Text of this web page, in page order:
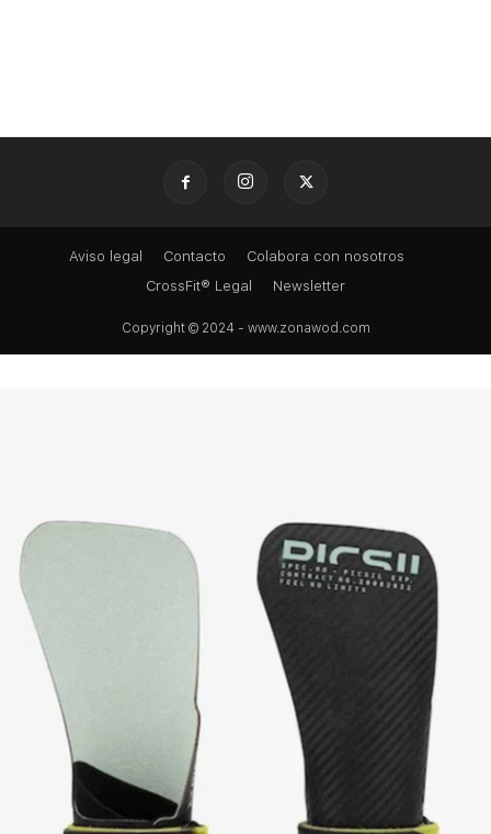
Aviso legal Contacto
Colabora con nosotros
CrossFit® Legal
Newsletter
Copyright © 2024 - www.zonawod.com